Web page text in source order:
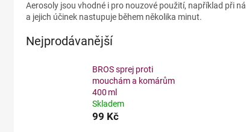
Aerosoly jsou vhodné i pro nouzové použití, například při
a jejich účinek nastupuje během několika minut.
Nejprodávanější
BROS sprej proti
mouchám a komárům
400 ml
Skladem
99 Kč